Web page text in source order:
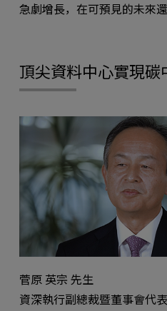
急劇增長，在可預見的未來還
頂尖資料中心實現碳
菅原 英宗 先生
資深執行副總裁暨董事會代